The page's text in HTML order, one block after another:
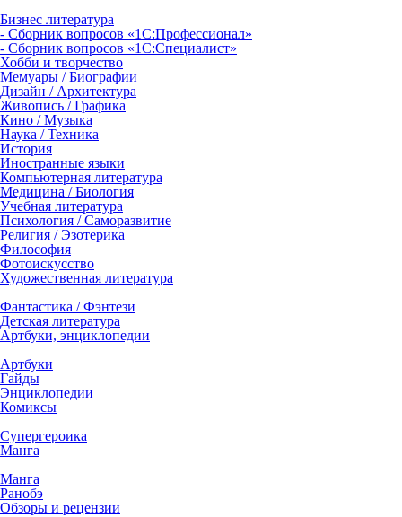
Бизнес литература
- Сборник вопросов «1С:Профессионал»
- Сборник вопросов «1С:Специалист»
Хобби и творчество
Мемуары / Биографии
Дизайн / Архитектура
Живопись / Графика
Кино / Музыка
Наука / Техника
История
Иностранные языки
Компьютерная литература
Медицина / Биология
Учебная литература
Психология / Саморазвитие
Религия / Эзотерика
Философия
Фотоискусство
Художественная литература
Фантастика / Фэнтези
Детская литература
Артбуки, энциклопедии
Артбуки
Гайды
Энциклопедии
Комиксы
Супергероика
Манга
Манга
Ранобэ
Обзоры и рецензии